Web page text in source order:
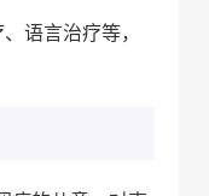
语言治疗等，